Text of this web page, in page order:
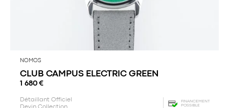
NOMOS
CLUB CAMPUS ELECTRIC GREEN
1 680 €
Détaillant Officiel
FINANCEMENT
POSSIBLE